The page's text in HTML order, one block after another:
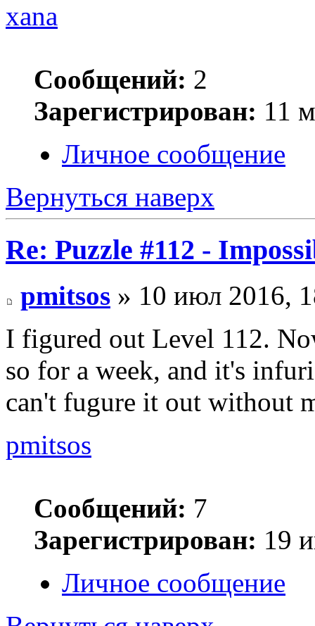
xana
Сообщений: 2
Зарегистрирован: 11
Личное сообщение
Вернуться наверх
Re: Puzzle #112 -
pmitsos » 10 июл 2016,
I figured out Level 112.
so for a week, and it's
can't fugure it out without
pmitsos
Сообщений: 7
Зарегистрирован: 19
Личное сообщение